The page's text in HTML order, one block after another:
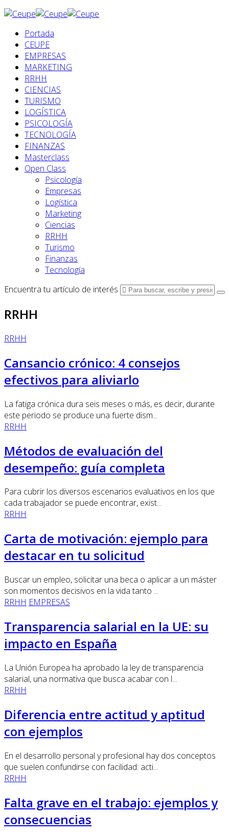
Portada
CEUPE
EMPRESAS
MARKETING
RRHH
CIENCIAS
TURISMO
LOGÍSTICA
PSICOLOGÍA
TECNOLOGÍA
FINANZAS
Masterclass
Open Class
Psicología
Empresas
Logística
Marketing
Ciencias
RRHH
Turismo
Finanzas
Tecnología
Encuentra tu artículo de interés
RRHH
RRHH
Cansancio crónico: 4 consejos
efectivos para aliviarlo
La fatiga crónica dura seis meses o más, es decir, durante
este periodo se produce una fuerte dism...
RRHH
Métodos de evaluación del
desempeño: guía completa
Para cubrir los diversos escenarios evaluativos en los que
cada trabajador se puede encontrar, exist...
RRHH
Carta de motivación: ejemplo para
destacar en tu solicitud
Buscar un empleo, solicitar una beca o aplicar a un máster
son momentos decisivos en la vida tanto ...
RRHH EMPRESAS
Transparencia salarial en la UE: su
impacto en España
La Unión Europea ha aprobado la ley de transparencia
salarial, una normativa que busca acabar con l...
RRHH
Diferencia entre actitud y aptitud
con ejemplos
En el desarrollo personal y profesional hay dos conceptos
que suelen confundirse con facilidad: acti...
RRHH
Falta grave en el trabajo: ejemplos y
consecuencias